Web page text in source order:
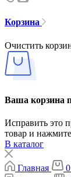
Корзина
Очистить
Ваша корзина
Исправить это
товар и
В каталог
Главная 0